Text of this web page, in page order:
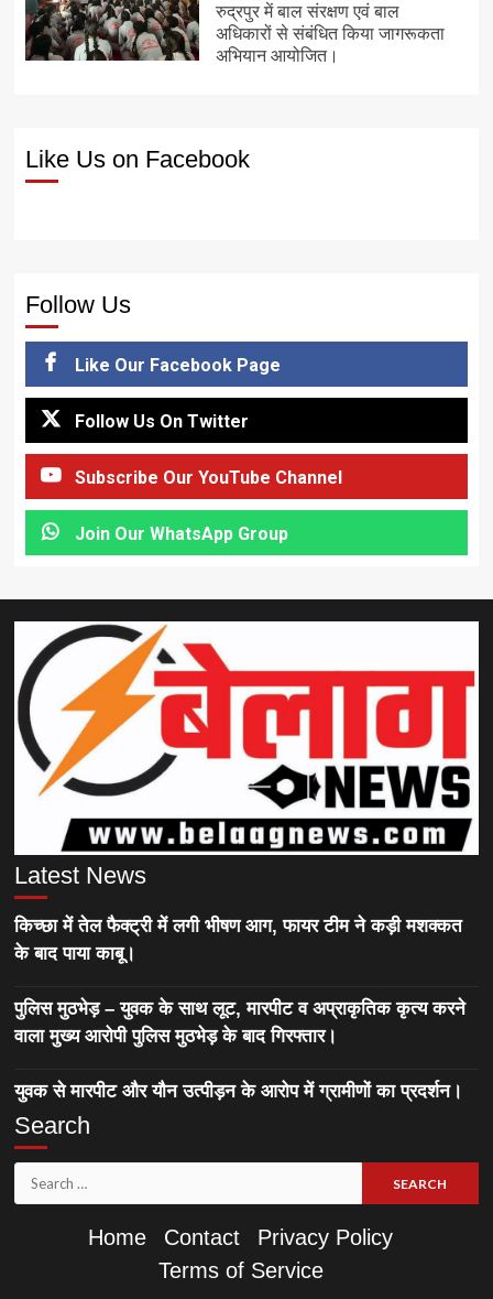
रुद्रपुर में बाल संरक्षण एवं बाल
अधिकारों से संबंधित किया जागरूकता
अभियान आयोजित।
Like Us on Facebook
Follow Us
Like Our Facebook Page
Follow Us On Twitter
Subscribe Our YouTube Channel
Join Our WhatsApp Group
Latest News
किच्छा में तेल फैक्ट्री में लगी भीषण आग, फायर टीम ने कड़ी मशक्कत
के बाद पाया काबू।
पुलिस मुठभेड़ – युवक के साथ लूट, मारपीट व अप्राकृतिक कृत्य करने
वाला मुख्य आरोपी पुलिस मुठभेड़ के बाद गिरफ्तार।
युवक से मारपीट और यौन उत्पीड़न के आरोप में ग्रामीणों का प्रदर्शन।
Search
Search
for:
Home
Contact
Privacy Policy
Terms of Service